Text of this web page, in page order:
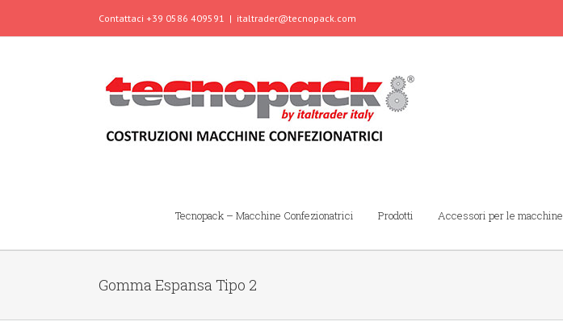
Contattaci +39 0586 409591 | italtrader@tecnopack.com
Tecnopack – Macchine Confezionatrici Prodotti Accessori per le macchine
Gomma Espansa Tipo 2